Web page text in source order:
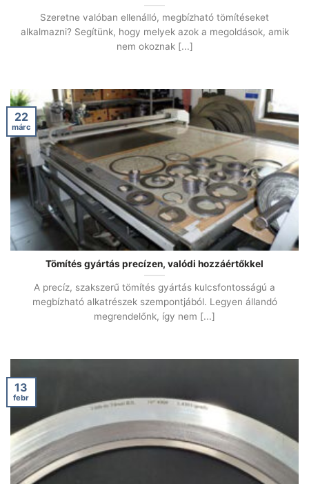
Szeretne valóban ellenálló, megbízható tömítéseket
alkalmazni? Segítünk, hogy melyek azok a megoldások, amik
nem okoznak [...]
Tömítés gyártás precízen, valódi hozzáértőkkel
A precíz, szakszerű tömítés gyártás kulcsfontosságú a
megbízható alkatrészek szempontjából. Legyen állandó
megrendelőnk, így nem [...]
22
márc
13
febr